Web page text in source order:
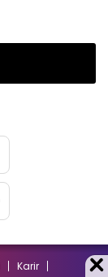
Karir